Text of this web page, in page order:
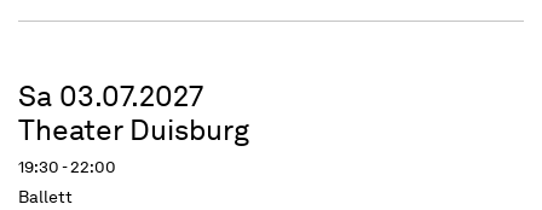
Sa 03.07.2027
Theater Duisburg
19:30 - 22:00
Ballett